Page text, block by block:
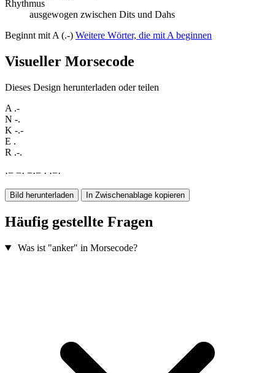
Rhythmus
ausgewogen zwischen Dits und Dahs
Beginnt mit A (.-) Weitere Wörter, die mit A beginnen
Visueller Morsecode
Dieses Design herunterladen oder teilen
A .-
N -.
K -.-
E .
R .-.
·− −· −·− · ·−·
Bild herunterladen In Zwischenablage kopieren
Häufig gestellte Fragen
Was ist "anker" in Morsecode?